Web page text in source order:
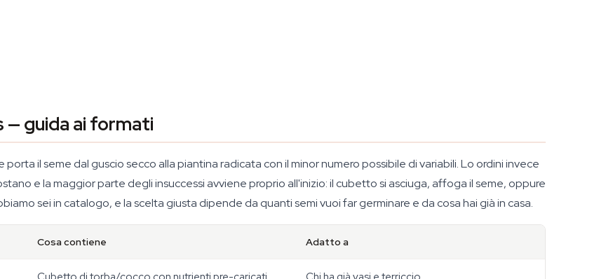
— guida ai formati
il seme dal guscio secco alla piantina radicata con il minor numero possibile di variabili. Lo ordini invece
e la maggior parte degli insuccessi avviene proprio all'inizio: il cubetto si asciuga, affoga il seme, oppure
sei in catalogo, e la scelta giusta dipende da quanti semi vuoi far germinare e da cosa hai già in casa.
Cosa contiene Adatto a